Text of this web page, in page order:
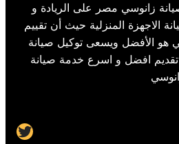
زانوسي مصر على الريادة و
الاجهزة المنزلية حيث أن تقييم
هو الأفضل ويسعى توكيل صيانة
افضل و اسرع خدمة صيانة
Twitter